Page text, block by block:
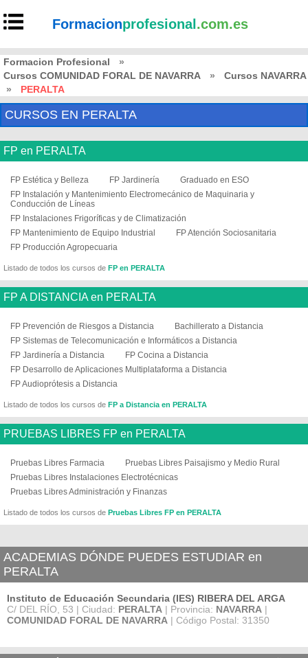
Formacionprofesional .com.es
Formacion Profesional
»
Cursos COMUNIDAD FORAL DE NAVARRA
»
Cursos NAVARRA
»
PERALTA
CURSOS EN PERALTA
FP en PERALTA
FP Estética y Belleza FP Jardinería
Graduado en ESO
FP Instalación y Mantenimiento Electromecánico de Maquinaria y
Conducción de Líneas
FP Instalaciones Frigoríficas y de Climatización
FP Mantenimiento de Equipo Industrial
FP Atención Sociosanitaria
FP Producción Agropecuaria
Listado de todos los cursos de FP en PERALTA
FP A DISTANCIA en PERALTA
FP Prevención de Riesgos a Distancia
Bachillerato a Distancia
FP Sistemas de Telecomunicación e Informáticos a Distancia
FP Jardinería a Distancia
FP Cocina a Distancia
FP Desarrollo de Aplicaciones Multiplataforma a Distancia
FP Audioprótesis a Distancia
Listado de todos los cursos de FP a Distancia en PERALTA
PRUEBAS LIBRES FP en PERALTA
Pruebas Libres Farmacia
Pruebas Libres Paisajismo y Medio Rural
Pruebas Libres Instalaciones Electrotécnicas
Pruebas Libres Administración y Finanzas
Listado de todos los cursos de Pruebas Libres FP en PERALTA
ACADEMIAS DÓNDE PUEDES ESTUDIAR en
PERALTA
Instituto de Educación Secundaria (IES) RIBERA DEL ARGA
C/ DEL RÍO, 53 | Ciudad: PERALTA | Provincia: NAVARRA |
COMUNIDAD FORAL DE NAVARRA | Código Postal: 31350